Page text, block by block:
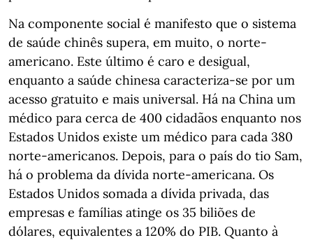
Na componente social é manifesto que o sistema
de saúde chinês supera, em muito, o norte-
americano. Este último é caro e desigual,
enquanto a saúde chinesa caracteriza-se por um
acesso gratuito e mais universal. Há na China um
médico para cerca de 400 cidadãos enquanto nos
Estados Unidos existe um médico para cada 380
norte-americanos. Depois, para o país do tio Sam,
há o problema da dívida norte-americana. Os
Estados Unidos somada a dívida privada, das
empresas e famílias atinge os 35 biliões de
dólares, equivalentes a 120% do PIB. Quanto à